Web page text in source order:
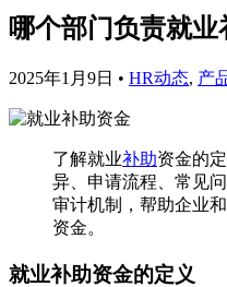
哪个部门负责就业
2025年1月9日 • HR动态, 产
了解就业补助资金的
异、申请流程、常见
审计机制，帮助企业
资金。
就业补助资金的定义